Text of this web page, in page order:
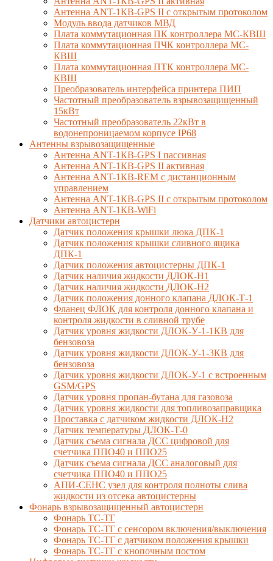
Антенна ANT-1КВ-GPS II с открытым протоколом
Модуль ввода датчиков МВД
Плата коммутационная ПК контроллера МС-КВШ
Плата коммутационная ПЧК контроллера МС-
КВШ
Плата коммутационная ПТК контроллера МС-
КВШ
Преобразователь интерфейса принтера ПИП
Частотный преобразователь взрывозащищенный
15кВт
Частотный преобразователь 22кВт в
водонепроницаемом корпусе IP68
Антенны взрывозащищенные
Антенна ANT-1КВ-GPS I пассивная
Антенна ANT-1КВ-GPS II активная
Антенна ANT-1КВ-REM c дистанционным
управлением
Антенна ANT-1КВ-GPS II с открытым протоколом
Антенна ANT-1КВ-WiFi
Датчики автоцистерн
Датчик положения крышки люка ДПК-1
Датчик положения крышки сливного ящика
ДПК-1
Датчик положения автоцистерны ДПК-1
Датчик наличия жидкости ДЛОК-Н1
Датчик наличия жидкости ДЛОК-Н2
Датчик положения донного клапана ДЛОК-Т-1
Фланец ФЛОК для контроля донного клапана и
контроля жидкости в сливной трубе
Датчик уровня жидкости ДЛОК-У-1-1КВ для
бензовоза
Датчик уровня жидкости ДЛОК-У-1-3КВ для
бензовоза
Датчик уровня жидкости ДЛОК-У-1 с встроенным
GSM/GPS
Датчик уровня пропан-бутана для газовоза
Датчик уровня жидкости для топливозаправщика
Проставка с датчиком жидкости ДЛОК-Н2
Датчик температуры ДЛОК-Т-0
Датчик съема сигнала ДСС цифровой для
счетчика ППО40 и ППО25
Датчик съема сигнала ДСС аналоговый для
счетчика ППО40 и ППО25
АПИ-СЕНС узел для контроля полноты слива
жидкости из отсека автоцистерны
Фонарь взрывозащищенный автоцистерн
Фонарь ТС-ТГ
Фонарь ТС-ТГ с сенсором включения/выключения
Фонарь ТС-ТГ с датчиком положения крышки
Фонарь ТС-ТГ с кнопочным постом